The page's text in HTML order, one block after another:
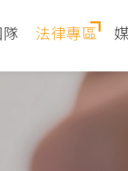
法律專區